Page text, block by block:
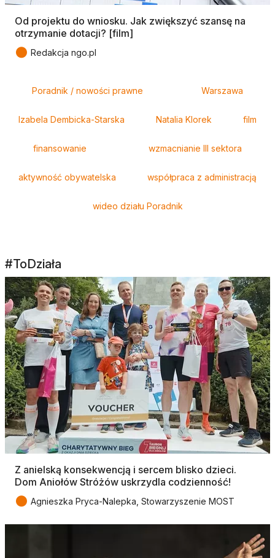
Od projektu do wniosku. Jak zwiększyć szansę na
otrzymanie dotacji? [film]
● Redakcja ngo.pl
Poradnik / nowości prawne Warszawa
Izabela Dembicka-Starska Natalia Klorek film
finansowanie wzmacnianie III sektora
aktywność obywatelska współpraca z administracją
wideo działu Poradnik
#ToDziała
Z anielską konsekwencją i sercem blisko dzieci.
Dom Aniołów Stróżów uskrzydla codzienność!
● Agnieszka Pryca-Nalepka, Stowarzyszenie MOST